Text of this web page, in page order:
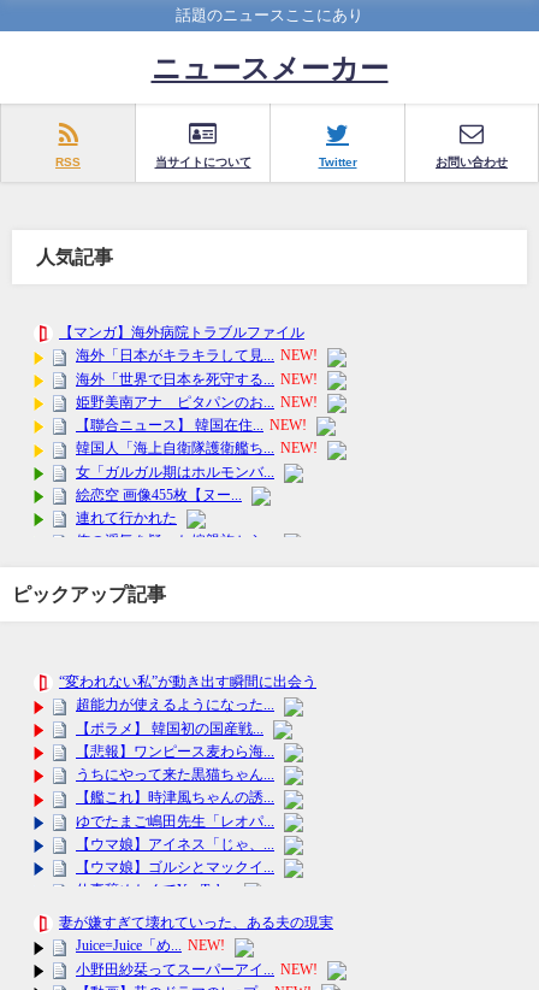
話題のニュースここにあり
ニュースメーカー
RSS 当サイトについて Twitter お問い合わせ
人気記事
ピックアップ記事